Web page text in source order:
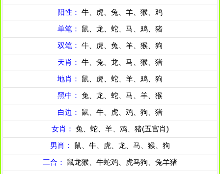
阳性： 牛、虎、兔、羊、猴、鸡
单笔： 鼠、龙、蛇、马、鸡、猪
双笔： 牛、虎、兔、羊、猴、狗
天肖： 牛、兔、龙、马、猴、猪
地肖： 鼠、虎、蛇、羊、鸡、狗
黑中： 兔、龙、蛇、马、羊、猴
白边： 鼠、牛、虎、鸡、狗、猪
女肖： 兔、蛇、羊、鸡、猪(五宫肖)
男肖： 鼠、牛、虎、龙、马、猴、狗
三合： 鼠龙猴、牛蛇鸡、虎马狗、兔羊猪